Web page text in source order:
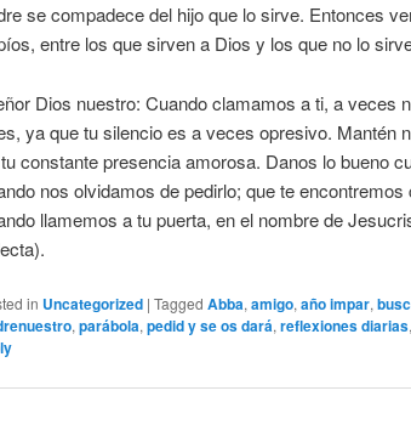
se compadece del hijo que lo sirve. Entonces
entre los que sirven a Dios y los que no lo
Dios nuestro: Cuando clamamos a ti, a veces
ya que tu silencio es a veces opresivo. Mantén
constante presencia amorosa. Danos lo bueno
nos olvidamos de pedirlo; que te
llamemos a tu puerta, en el nombre de
in Uncategorized | Tagged Abba, amigo, año impar,
, parábola, pedid y se os dará, reflexiones diarias,